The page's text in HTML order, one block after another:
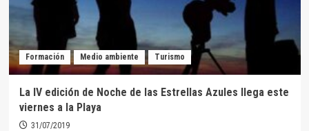
Formación Medio ambiente Turismo
La IV edición de Noche de las Estrellas Azules llega este
viernes a la Playa
31/07/2019